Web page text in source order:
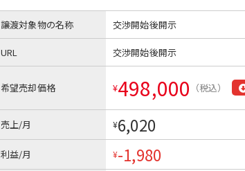
譲渡対象物の名称 交渉開始後開示
URL 交渉開始後開示
希望売却価格 ¥498,000 （税込）
売上/月 ¥6,020
利益/月 ¥-1,980